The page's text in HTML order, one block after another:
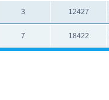
3 12427
7 18422